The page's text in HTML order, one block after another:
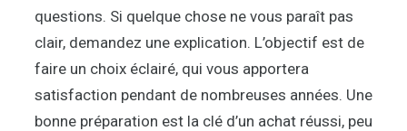
questions. Si quelque chose ne vous paraît pas
clair, demandez une explication. L’objectif est de
faire un choix éclairé, qui vous apportera
satisfaction pendant de nombreuses années. Une
bonne préparation est la clé d’un achat réussi, peu